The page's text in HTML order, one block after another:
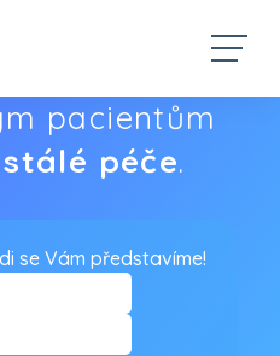
pacientům
stálé péče.
se Vám představíme!